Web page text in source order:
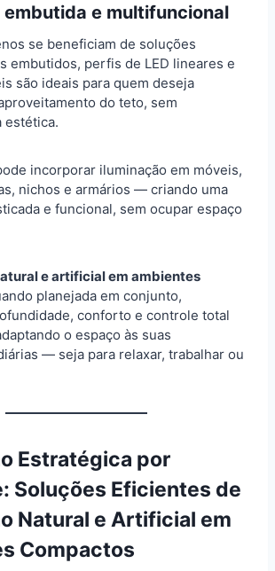
embutida e multifuncional
se beneficiam de soluções
embutidos, perfis de LED lineares e
são ideais para quem deseja
do teto, sem
estética.
incorporar iluminação em móveis,
nichos e armários — criando uma
e funcional, sem ocupar espaço
e artificial em ambientes
planejada em conjunto,
conforto e controle total
o espaço às suas
— seja para relaxar, trabalhar ou
Estratégica por
Soluções Eficientes de
Natural e Artificial em
Compactos